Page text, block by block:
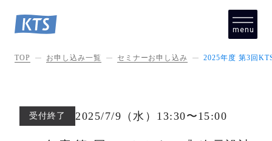
menu
close
TOP お申し込み一覧 セミナーお申し込み 2025年度 第3回
受付終了 2025/7/9 （水 ）13:30〜15:00